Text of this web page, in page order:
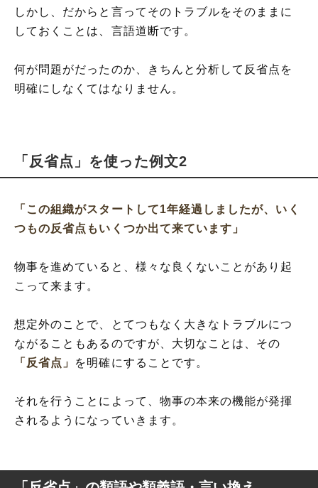
しかし、だからと言ってそのトラブルをそのままに
しておくことは、言語道断です。
何が問題がだったのか、きちんと分析して反省点を
明確にしなくてはなりません。
「反省点」を使った例文2
「この組織がスタートして1年経過しましたが、いく
つもの反省点もいくつか出て来ています」
物事を進めていると、様々な良くないことがあり起
こって来ます。
想定外のことで、とてつもなく大きなトラブルにつ
ながることもあるのですが、大切なことは、その
「反省点」 を明確にすることです。
それを行うことによって、物事の本来の機能が発揮
されるようになっていきます。